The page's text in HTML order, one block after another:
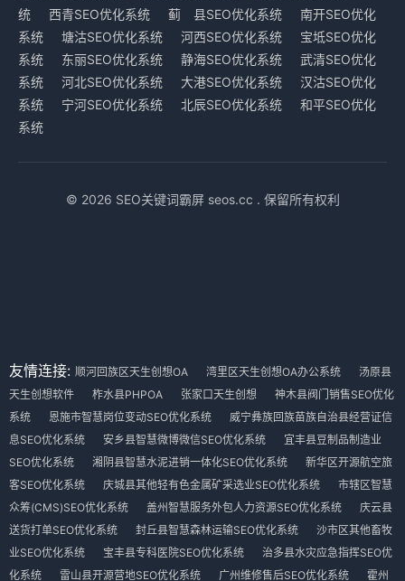
统
西青SEO优化系统 蓟 县SEO优化系统
南开SEO优化
系统
塘沽SEO优化系统 河西SEO优化系统
宝坻SEO优化
系统
东丽SEO优化系统 静海SEO优化系统
武清SEO优化
系统
河北SEO优化系统 大港SEO优化系统
汉沽SEO优化
系统
宁河SEO优化系统 北辰SEO优化系统
和平SEO优化
系统
© 2026 SEO关键词霸屏 seos.cc . 保留所有权利
友情连接: 顺河回族区天生创想OA 湾里区天生创想OA办公系统
汤原县
天生创想软件
柞水县PHPOA 张家口天生创想
神木县阀门销售SEO优化
系统
恩施市智慧岗位变动SEO优化系统
威宁彝族回族苗族自治县经营证信
息SEO优化系统
安乡县智慧微博微信SEO优化系统
宜丰县豆制品制造业
SEO优化系统
湘阴县智慧水泥进销一体化SEO优化系统
新华区开源航空旅
客SEO优化系统
庆城县其他轻有色金属矿采选业SEO优化系统
市辖区智慧
众筹(CMS)SEO优化系统
盖州智慧服务外包人力资源SEO优化系统
庆云县
送货打单SEO优化系统
封丘县智慧森林运输SEO优化系统
沙市区其他畜牧
业SEO优化系统
宝丰县专科医院SEO优化系统
治多县水灾应急指挥SEO优
化系统
雷山县开源营地SEO优化系统 广州维修售后SEO优化系统
霍州